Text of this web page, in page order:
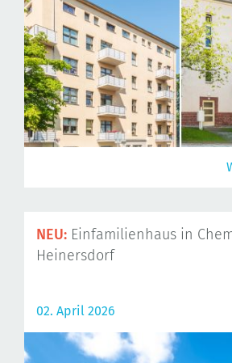
NEU: Einfamilienhaus in
Heinersdorf
02. April 2026